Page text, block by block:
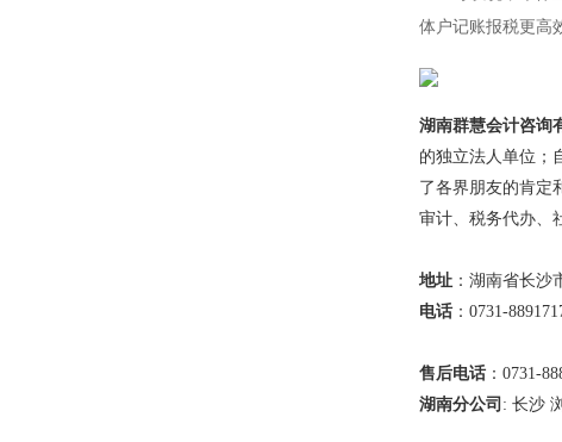
体户记账报税更高
湖南群慧会计咨询
的独立法人单位；
了各界朋友的肯定
审计、税务代办、
地址 ：湖南省长沙
电话 ：0731-
售后电话 ：0731-
湖南分公司 : 长沙